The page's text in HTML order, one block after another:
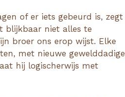
of er iets gebeurd is, zegt
blijkbaar niet alles te
broer ons erop wijst. Elke
met nieuwe gewelddadige
hij logischerwijs met